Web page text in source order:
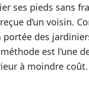
ses pieds sans
d’un voisin.
des
est l’une
à moindre coût.